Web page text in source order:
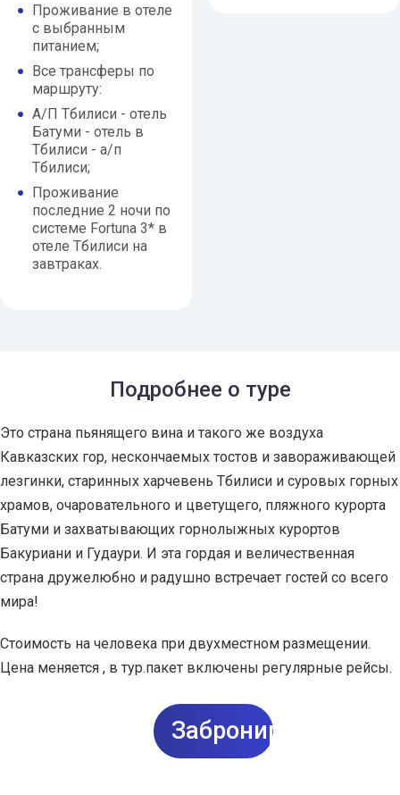
Проживание в отеле
с выбранным
питанием;
Все трансферы по
маршруту:
А/П Тбилиси - отель
Батуми - отель в
Тбилиси - а/п
Тбилиси;
Проживание
последние 2 ночи по
системе Fortuna 3* в
отеле Тбилиси на
завтраках.
Подробнее о туре
Это страна пьянящего вина и такого же воздуха
Кавказских гор, нескончаемых тостов и завораживающей
лезгинки, старинных харчевень Тбилиси и суровых горных
храмов, очаровательного и цветущего, пляжного курорта
Батуми и захватывающих горнолыжных курортов
Бакуриани и Гудаури. И эта гордая и величественная
страна дружелюбно и радушно встречает гостей со всего
мира!
Стоимость на человека при двухместном размещении.
Цена меняется , в тур.пакет включены регулярные рейсы.
Забронировать